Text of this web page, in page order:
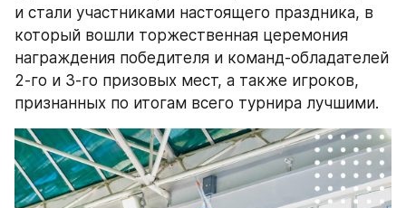
и стали участниками настоящего праздника, в
который вошли торжественная церемония
награждения победителя и команд-обладателей
2-го и 3-го призовых мест, а также игроков,
признанных по итогам всего турнира лучшими.